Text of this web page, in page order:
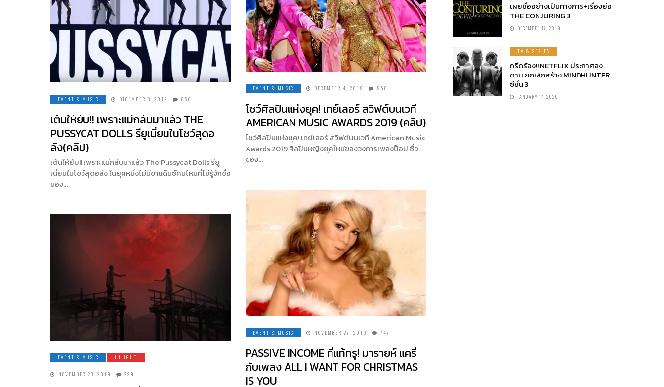
EVENT & MUSIC DECEMBER 4, 2019 950
โชว์ศิลปินแห่งยุค! เทย์เลอร์ สวิฟต์บนเวที
AMERICAN MUSIC AWARDS 2019 (คลิป)
โชว์ศิลปินแห่งยุค! เทย์เลอร์ สวิฟต์บนเวที American Music
Awards 2019 ศิลปินหญิงยุคใหม่ของวงการเพลงป็อป ชื่อ
ของ…
EVENT & MUSIC DECEMBER 3, 2019 856
เต้นให้ยับ!! เพราะแม่กลับมาแล้ว THE
PUSSYCAT DOLLS รียูเนี่ยนในโชว์สุดอ
ลัง(คลิป)
เต้นให้ยับ!! เพราะแม่กลับมาแล้ว The Pussycat Dolls รียู
เนี่ยนในโชว์สุดอลัง ในยุคหนึ่งไม่มีขาแด๊นซ์คนไหนที่ไม่รู้จักชื่อ
ของ…
EVENT & MUSIC NOVEMBER 27, 2019 747
PASSIVE INCOME ที่แท้ทรู! มารายห์ แครี่
กับเพลง ALL I WANT FOR CHRISTMAS
IS YOU
EVENT & MUSIC HILIGHT
NOVEMBER 23, 2019 229
เผยชื่ออย่างเป็นทางการ+เรื่องย่อ
THE CONJURING 3
DECEMBER 17, 2019
TV & SERIES
กรีดร้อง!! NETFLIX ประกาศลง
ดาบ ยกเลิกสร้าง MINDHUNTER
ซีซั่น 3
JANUARY 17, 2020